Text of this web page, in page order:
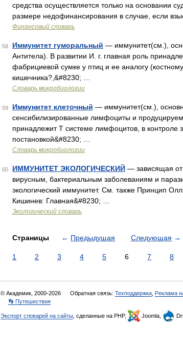
средства осуществляется только на основании
размере недофинансирования в случае, если
Финансовый словарь
58 Иммунитет гуморальный — иммунитет(см.),
Антитела). В развитии И. г. главная роль
фабрициевой сумке у птиц и ее аналогу
кишечника?,&#8230; …
Словарь микробиологии
59 Иммунитет клеточный — иммунитет(см.),
сенсибилизированные лимфоциты и
принадлежит Т системе лимфоцитов, в контроле
постановкой&#8230; …
Словарь микробиологии
60 ИММУНИТЕТ ЭКОЛОГИЧЕСКИЙ — зависящая от
вирусным, бактериальным заболеваниям и
экологический иммунитет. См. также Принцип
Кишинев: Главная&#8230; …
Экологический словарь
Страницы ← Предыдущая Следующая →
1 2 3 4 5 6 7 8
© Академик, 2000-2026 Обратная связь: Техподдержка Реклама
👣 Путешествия
Экспорт словарей на сайты , сделанные на PHP, Joomla,